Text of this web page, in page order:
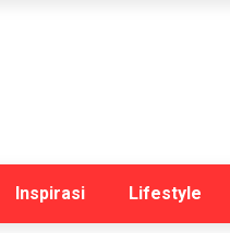
Inspirasi Lifestyle